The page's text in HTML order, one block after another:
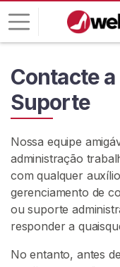
Contacte
Suporte
Nossa equipe
administração
com qualquer
gerenciamento de
ou suporte
responder a
No entanto, antes
n
t
r
a
r
I
N
S
C
R
E
V